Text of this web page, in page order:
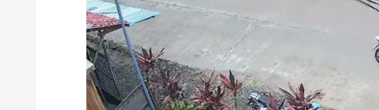
教育 乡村振兴 生态环境 央博
大国展会 大国保险
CCTV.节目官网 直播 节目单 栏目 片库 热播榜 总台企业白名单